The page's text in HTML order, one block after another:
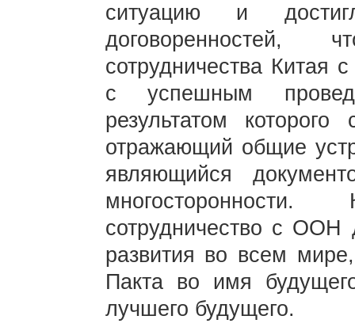
ситуацию и
договоренностей,
сотрудничества
с успешным
результатом
отражающий общие
являющийся
сотрудничество с
развития во всем
Пакта во имя
лучшего будущего.